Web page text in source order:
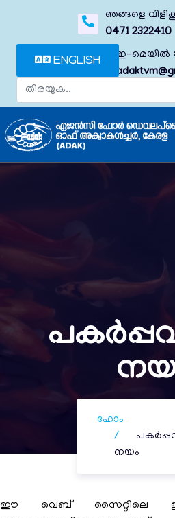
ഞങ്ങളെ
0471 2322410
ഇ-മെയിൽ :
ENGLISH
തിരയുക
ഹോം
നയം
ഈ വെബ് സൈറ്റിലെ